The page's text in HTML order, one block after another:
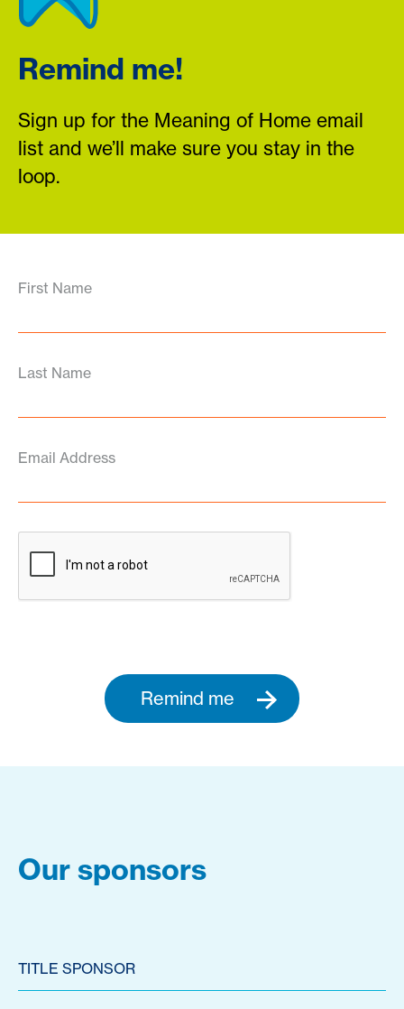
Remind me!
Sign up for the Meaning of Home email
list and we’ll make sure you stay in the
loop.
First Name
Last Name
Email Address
Remind me
Our sponsors
TITLE SPONSOR